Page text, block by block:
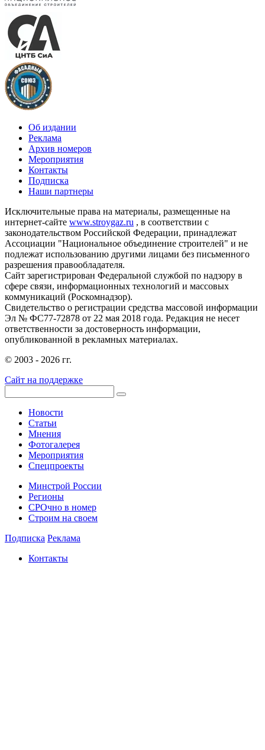
Об издании
Реклама
Архив номеров
Мероприятия
Контакты
Подписка
Наши партнеры
Исключительные права на материалы, размещенные на
интернет-сайте www.stroygaz.ru , в соответствии с
законодательством Российской Федерации, принадлежат
Ассоциации "Национальное объединение строителей" и не
подлежат использованию другими лицами без письменного
разрешения правообладателя.
Сайт зарегистрирован Федеральной службой по надзору в
сфере связи, информационных технологий и массовых
коммуникаций (Роскомнадзор).
Свидетельство о регистрации средства массовой информации
Эл № ФС77-72878 от 22 мая 2018 года. Редакция не несет
ответственности за достоверность информации,
опубликованной в рекламных материалах.
© 2003 - 2026 гг.
Сайт на поддержке
Новости
Статьи
Мнения
Фотогалерея
Мероприятия
Спецпроекты
Минстрой России
Регионы
СРОчно в номер
Строим на своем
Подписка Реклама
Контакты